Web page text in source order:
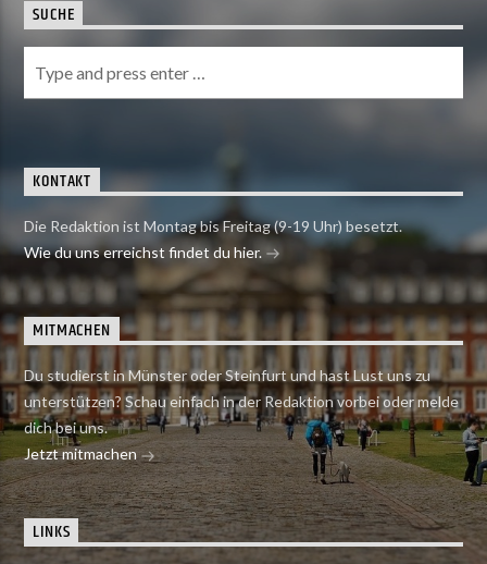
SUCHE
KONTAKT
Die Redaktion ist Montag bis Freitag (9-19 Uhr) besetzt.
Wie du uns erreichst findet du hier.
MITMACHEN
Du studierst in Münster oder Steinfurt und hast Lust uns zu
unterstützen? Schau einfach in der Redaktion vorbei oder melde
dich bei uns.
Jetzt mitmachen
LINKS